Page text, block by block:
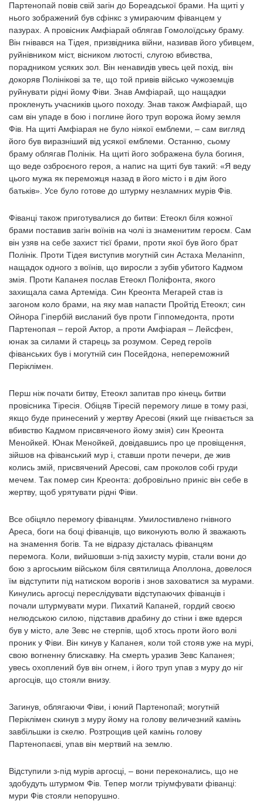
Партенопай повів свій загін до Бореадської брами. На щиті у
нього зображений був сфінкс з умираючим фіванцем у
пазурах. А провісник Амфіарай облягав Гомолоїдську браму.
Він гнівався на Тідея, призвідника війни, називав його убивцем,
руйнівником міст, вісником лютості, слугою вбивства,
порадником усяких зол. Він ненавидів увесь цей похід, він
докоряв Полінікові за те, що той привів військо чужоземців
руйнувати рідні йому Фіви. Знав Амфіарай, що нащадки
прокленуть учасників цього походу. Знав також Амфіарай, що
сам він упаде в бою і поглине його труп ворожа йому земля
Фів. На щиті Амфіарая не було ніякої емблеми, – сам вигляд
його був виразніший від усякої емблеми. Останню, сьому
браму облягав Полінік. На щиті його зображена була богиня,
що веде озброєного героя, а напис на щиті був такий: «Я веду
цього мужа як переможця назад в його місто і в дім його
батьків». Усе було готове до штурму незламних мурів Фів.
Фіванці також приготувалися до битви: Етеокл біля кожної
брами поставив загін воїнів на чолі із знаменитим героєм. Сам
він узяв на себе захист тієї брами, проти якої був його брат
Полінік. Проти Тідея виступив могутній син Астаха Меланіпп,
нащадок одного з воїнів, що виросли з зубів убитого Кадмом
змія. Проти Капанея послав Етеокл Поліфонта, якого
захищала сама Артеміда. Син Креонта Мегарей став із
загоном коло брами, на яку мав напасти Пройтід Етеокл; син
Ойнора Гіпербій висланий був проти Гіппомедонта, проти
Партенопая – герой Актор, а проти Амфіарая – Лейсфен,
юнак за силами й старець за розумом. Серед героїв
фіванських був і могутній син Посейдона, непереможний
Періклімен.
Перш ніж почати битву, Етеокл запитав про кінець битви
провісника Тіресія. Обіцяв Тіресій перемогу лише в тому разі,
якщо буде принесений у жертву Аресові (який ще гнівається за
вбивство Кадмом присвяченого йому змія) син Креонта
Менойкей. Юнак Менойкей, довідавшись про це провіщення,
зійшов на фіванський мур і, ставши проти печери, де жив
колись змій, присвячений Аресові, сам проколов собі груди
мечем. Так помер син Креонта: добровільно приніс він себе в
жертву, щоб урятувати рідні Фіви.
Все обіцяло перемогу фіванцям. Умилостивлено гнівного
Ареса, боги на боці фіванців, що виконують волю й зважають
на знамення богів. Та не відразу дісталась фіванцям
перемога. Коли, вийшовши з-під захисту мурів, стали вони до
бою з аргоським військом біля святилища Аполлона, довелося
їм відступити під натиском ворогів і знов заховатися за мурами.
Кинулись аргосці переслідувати відступаючих фіванців і
почали штурмувати мури. Пихатий Капаней, гордий своєю
нелюдською силою, підставив драбину до стіни і вже вдерся
був у місто, але Зевс не стерпів, щоб хтось проти його волі
проник у Фіви. Він кинув у Капанея, коли той стояв уже на мурі,
свою вогненну блискавку. На смерть уразив Зевс Капанея;
увесь охоплений був він огнем, і його труп упав з муру до ніг
аргосців, що стояли внизу.
Загинув, облягаючи Фіви, і юний Партенопай; могутній
Періклімен скинув з муру йому на голову величезний камінь
завбільшки із скелю. Розтрощив цей камінь голову
Партенопаєві, упав він мертвий на землю.
Відступили з-під мурів аргосці, – вони переконались, що не
здобудуть штурмом Фів. Тепер могли тріумфувати фіванці:
мури Фів стояли непорушно.